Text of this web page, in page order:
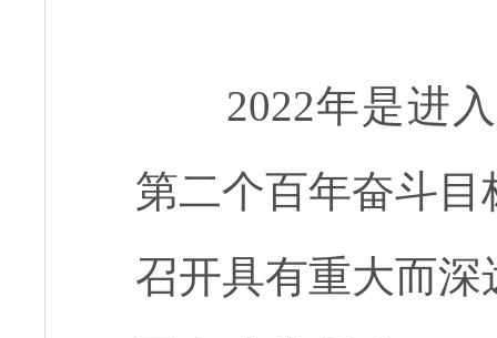
2022年是进入
第二个百年奋斗
召开具有重大而